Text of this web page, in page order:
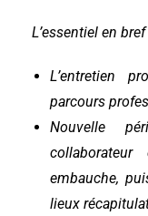
L’essentiel en bref
L’entretien
parcours
Nouvelle
embauche,
lieux